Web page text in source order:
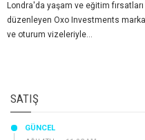
Londra'da yaşam ve eğitim
düzenleyen Oxo Investments
ve oturum vizeleriyle...
SATIŞ
GÜNCEL